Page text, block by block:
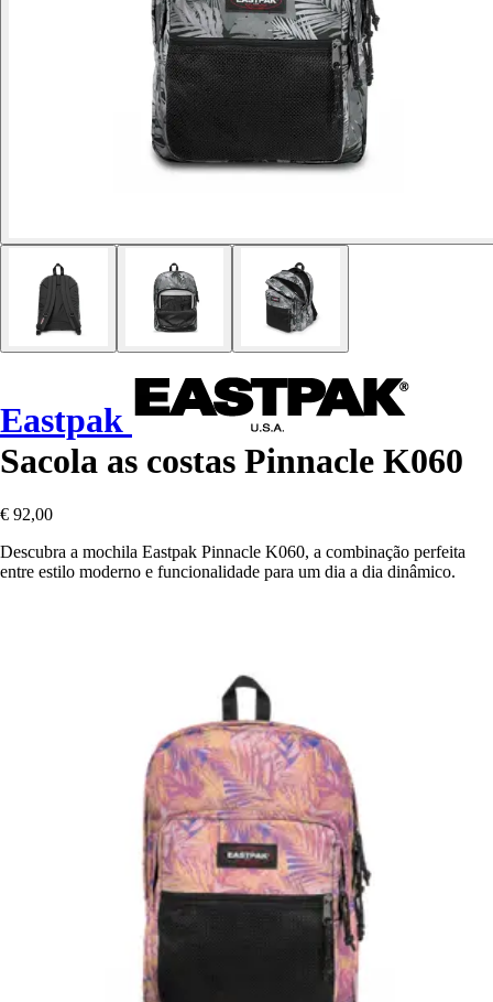
Eastpak
Sacola as costas Pinnacle K060
€ 92,00
Descubra a mochila Eastpak Pinnacle K060, a combinação perfeita
entre estilo moderno e funcionalidade para um dia a dia dinâmico.